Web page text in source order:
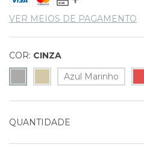
VER MEIOS DE PAGAMENTO
COR: CINZA
Azul Marinho
QUANTIDADE